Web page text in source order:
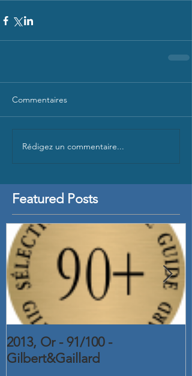
Commentaires
Rédigez un commentaire...
Featured Posts
2013, Or - 91/100 -
Gilbert&Gaillard